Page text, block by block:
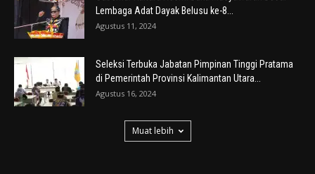
Lembaga Adat Dayak Belusu ke-8...
Agustus 11, 2024
Seleksi Terbuka Jabatan Pimpinan Tinggi Pratama
di Pemerintah Provinsi Kalimantan Utara...
Agustus 16, 2024
Muat lebih